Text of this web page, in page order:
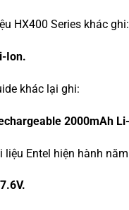
HX400 Series khác ghi:
Ion.
khác lại ghi:
2000mAh
liệu Entel hiện hành